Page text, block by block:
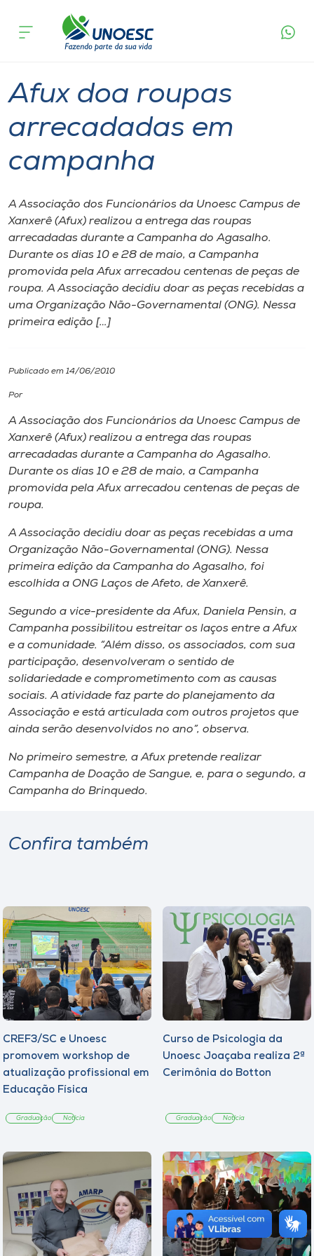
Cursos
Atendimento ao Estudante
Portal de Ensino
A
Internacionalização
Cultura
CPA
Biblioteca
Editora
Museu
Unoesc
Store
Selecione
o idioma
A-
acontece
Afux doa roupas
arrecadadas em
campanha
A Associação dos Funcionários da Unoesc Campus de
Xanxerê (Afux) realizou a entrega das roupas
arrecadadas durante a Campanha do Agasalho.
Durante os dias 10 e 28 de maio, a Campanha
promovida pela Afux arrecadou centenas de peças de
roupa. A Associação decidiu doar as peças recebidas a
uma Organização Não-Governamental (ONG). Nessa
primeira edição […]
Publicado em 14/06/2010
Por
A Associação dos Funcionários da Unoesc Campus de
Xanxerê (Afux) realizou a entrega das roupas
arrecadadas durante a Campanha do Agasalho.
Durante os dias 10 e 28 de maio, a Campanha
promovida pela Afux arrecadou centenas de peças de
roupa.
A Associação decidiu doar as peças recebidas a uma
Organização Não-Governamental (ONG). Nessa
primeira edição da Campanha do Agasalho, foi
escolhida a ONG Laços de Afeto, de Xanxerê.
Segundo a vice-presidente da Afux, Daniela Pensin, a
Campanha possibilitou estreitar os laços entre a Afux
e a comunidade. “Além disso, os associados, com sua
participação, desenvolveram o sentido de
solidariedade e comprometimento com as causas
sociais. A atividade faz parte do planejamento da
Associação e está articulada com outros projetos que
ainda serão desenvolvidos no ano”, observa.
No primeiro semestre, a Afux pretende realizar
Campanha de Doação de Sangue, e, para o segundo, a
Campanha do Brinquedo.
Confira também
CREF3/SC e Unoesc
promovem workshop de
atualização profissional em
Educação Física
Graduação Notícia
Curso de Psicologia da
Unoesc Joaçaba realiza 2ª
Cerimônia do Botton
Graduação Notícia